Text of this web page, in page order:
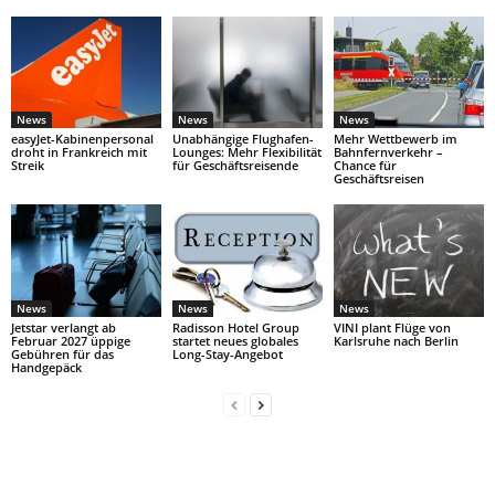
News
easyJet-Kabinenpersonal
droht in Frankreich mit
Streik
News
Unabhängige Flughafen-
Lounges: Mehr Flexibilität
für Geschäftsreisende
News
Mehr Wettbewerb im
Bahnfernverkehr –
Chance für
Geschäftsreisen
News
Jetstar verlangt ab
Februar 2027 üppige
Gebühren für das
Handgepäck
News
Radisson Hotel Group
startet neues globales
Long-Stay-Angebot
News
VINI plant Flüge von
Karlsruhe nach Berlin